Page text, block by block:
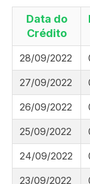
Data do
Crédito
28/09/2022
27/09/2022
26/09/2022
25/09/2022
24/09/2022
23/09/2022